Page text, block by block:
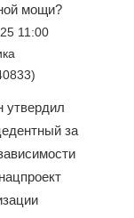
мощи?
11:00
утвердил
за